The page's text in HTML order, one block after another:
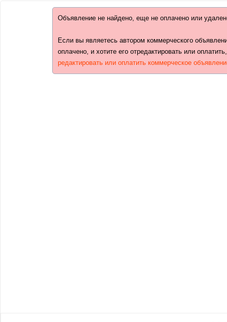
Объявление не найдено, еще не оплачено или
Если вы являетесь автором коммерческого
оплачено, и хотите его отредактировать или
редактировать или оплатить коммерческое